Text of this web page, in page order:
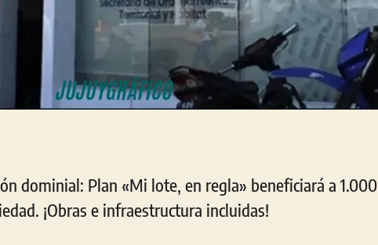
dominial: Plan «Mi lote, en regla» beneficiará a 1.000
¡Obras e infraestructura incluidas!